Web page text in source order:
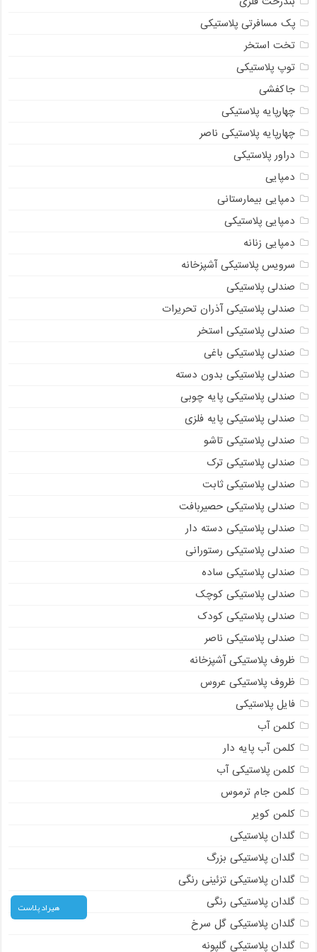
پک مسافرتی پلاستیکی
تخت استخر
توپ پلاستیکی
جاکفشی
چهارپایه پلاستیکی
چهارپایه پلاستیکی ناصر
دراور پلاستیکی
دمپایی
دمپایی بیمارستانی
دمپایی پلاستیکی
دمپایی زنانه
سرویس پلاستیکی آشپزخانه
صندلی پلاستیکی
صندلی پلاستیکی آذران تحریرات
صندلی پلاستیکی استخر
صندلی پلاستیکی باغی
صندلی پلاستیکی بدون دسته
صندلی پلاستیکی پایه چوبی
صندلی پلاستیکی پایه فلزی
صندلی پلاستیکی تاشو
صندلی پلاستیکی ترک
صندلی پلاستیکی ثابت
صندلی پلاستیکی حصیربافت
صندلی پلاستیکی دسته دار
صندلی پلاستیکی رستورانی
صندلی پلاستیکی ساده
صندلی پلاستیکی کوچک
صندلی پلاستیکی کودک
صندلی پلاستیکی ناصر
ظروف پلاستیکی آشپزخانه
ظروف پلاستیکی عروس
فایل پلاستیکی
کلمن آب
کلمن آب پایه دار
کلمن پلاستیکی آب
کلمن جام ترموس
کلمن کویر
گلدان پلاستیکی
گلدان پلاستیکی بزرگ
گلدان پلاستیکی تزئینی رنگی
گلدان پلاستیکی رنگی
گلدان پلاستیکی گل سرخ
گلدان پلاستیکی گلپونه
هیراد پلاست